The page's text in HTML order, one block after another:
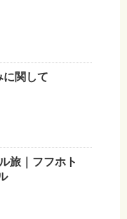
に関して
旅｜フフホト